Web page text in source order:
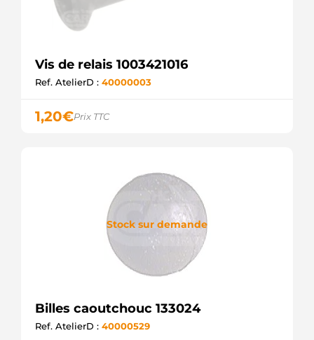
Vis de relais 1003421016
Ref. AtelierD : 40000003
1,20€Prix TTC
Stock sur demande
Billes caoutchouc 133024
Ref. AtelierD : 40000529